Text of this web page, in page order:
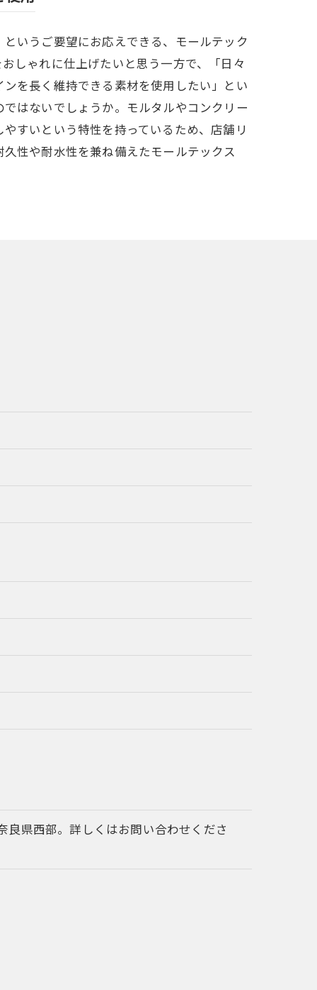
いうご要望にお応えできる、モールテック
しゃれに仕上げたいと思う一方で、「日々
を長く維持できる素材を使用したい」とい
はないでしょうか。モルタルやコンクリー
すいという特性を持っているため、店舗リ
性や耐水性を兼ね備えたモールテックス
県西部。詳しくはお問い合わせくださ